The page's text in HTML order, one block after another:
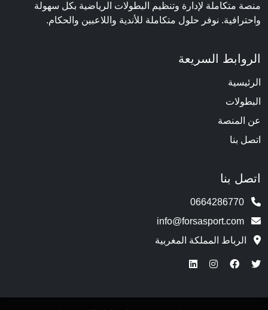
منصة متكاملة لإدارة وتنظيم البطولات الرياضية بكل سهولة
واحترافية. نوفر حلول متكاملة للأندية واللاعبين والحكام.
الروابط السريعة
الرئيسية
البطولات
عن المنصة
اتصل بنا
اتصل بنا
info@forsasport.com
الرباط المملكة المغربية